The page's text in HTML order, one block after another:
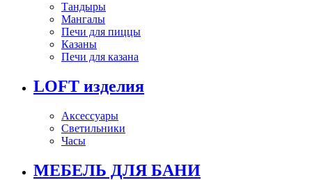
Тандыры
Мангалы
Печи для пиццы
Казаны
Печи для казана
LOFT изделия
Аксессуары
Светильники
Часы
МЕБЕЛЬ ДЛЯ БАНИ